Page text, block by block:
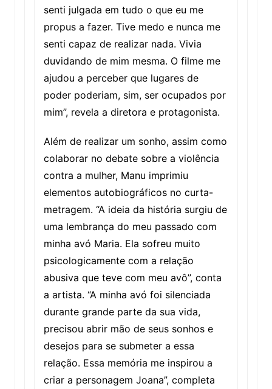
senti julgada em tudo o que eu me
propus a fazer. Tive medo e nunca me
senti capaz de realizar nada. Vivia
duvidando de mim mesma. O filme me
ajudou a perceber que lugares de
poder poderiam, sim, ser ocupados por
mim”, revela a diretora e protagonista.
Além de realizar um sonho, assim como
colaborar no debate sobre a violência
contra a mulher, Manu imprimiu
elementos autobiográficos no curta-
metragem. “A ideia da história surgiu de
uma lembrança do meu passado com
minha avó Maria. Ela sofreu muito
psicologicamente com a relação
abusiva que teve com meu avô”, conta
a artista. “A minha avó foi silenciada
durante grande parte da sua vida,
precisou abrir mão de seus sonhos e
desejos para se submeter a essa
relação. Essa memória me inspirou a
criar a personagem Joana”, completa